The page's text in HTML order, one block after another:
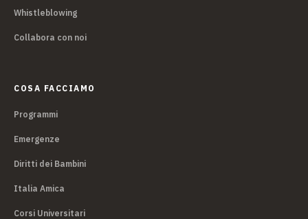
Whistleblowing
Collabora con noi
COSA FACCIAMO
Programmi
Emergenze
Diritti dei Bambini
Italia Amica
Corsi Universitari